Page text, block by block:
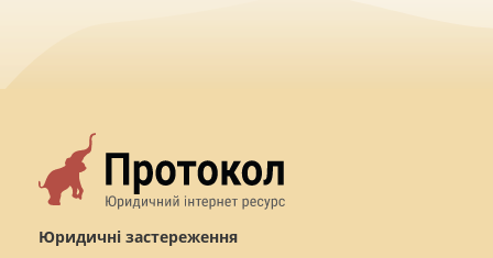
Юридичні застереження